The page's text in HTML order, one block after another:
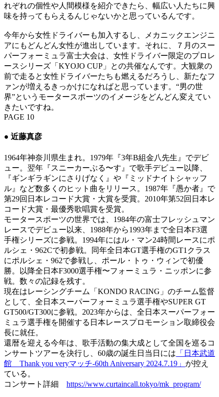
れぞれの個性や人間模様を紹介できたら、幅広い人たちに興
味を持ってもらえるんじゃないかと思っているんです。
今年から女性ドライバーも加入するし、メカニックエンジニ
アにもどんどん女性が進出しています。それに、７月のスー
パーフォーミュラ富士大会は、女性ドライバー限定のプロレ
ースシリーズ「KYOJO CUP」との共催なんです。大観衆の
前で走ると女性ドライバーたちも燃えるだろうし、新たなフ
ァンが増えるきっかけになればと思っています。“男の世
界”というモータースポーツのイメージをどんどん変えてい
きたいですね。
PAGE 10
● 近藤真彦
1964年神奈川県生まれ。1979年『3年B組金八先生』でデビ
ュー。翌年『スニーカーぶる〜す』で歌手デビュー以降、
『ギンギラギンにさりげなく』や『ミッドナイトシャッフ
ル』など数多くのヒット曲をリリース。1987年『愚か者』で
第29回日本レコード大賞・大賞を受賞。2010年第52回日本レ
コード大賞・最優秀歌唱賞を受賞。
モータースポーツの世界では、1984年の富士フレッシュマン
レースでデビュー以来、1988年から1993年まで全日本F3選
手権シリーズに参戦。1994年にはル・マン24時間レースにポ
ルシェ・962Cで初参戦。同年全日本GT選手権のGT1クラス
にポルシェ・962で参戦し、ポール・トゥ・ウィンで初優
勝。以降全日本F3000選手権〜フォーミュラ・ニッポンに参
戦。数々の記録を残す。
現在はレーシングチーム「KONDO RACING」のチーム監督
として、全日本スーパーフォーミュラ選手権やSUPER GT
GT500/GT300に参戦。2023年からは、全日本スーパーフォー
ミュラ選手権を開催する日本レースプロモーション取締役会
長に就任。
還暦を迎える今年は、歌手活動の集大成として全国を巡るコ
ンサートツアーを決行し、60歳の誕生日当日には 「日本武道
館 Thank you veryマッチ-60th Aniversary 2024.7.19」 が控え
ている。
コンサート詳細 https://www.curtaincall.tokyo/mk_program/